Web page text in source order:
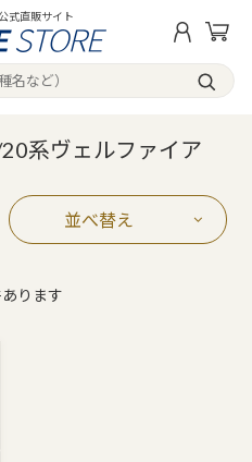
式直販サイト
系ヴェルファイア
並べ替え
ります